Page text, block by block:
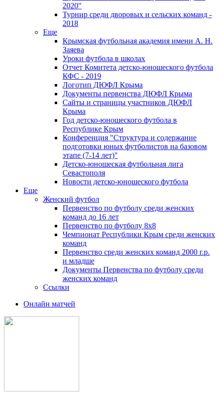
2020"
Турнир среди дворовых и сельских команд -
2018
Еще
Крымская футбольная академия имени А. Н.
Заяева
Уроки футбола в школах
Отчет Комитета детско-юношеского футбола
КФС - 2019
Логотип ДЮФЛ Крыма
Документы первенства ДЮФЛ Крыма
Сайты и страницы участников ДЮФЛ
Крыма
Год детско-юношеского футбола в
Республике Крым
Конференция "Структура и содержание
подготовки юных футболистов на базовом
этапе (7-14 лет)"
Детско-юношеская футбольная лига
Севастополя
Новости детско-юношеского футбола
Еще
Женский футбол
Первенство по футболу среди женских
команд до 16 лет
Первенство по футболу 8х8
Чемпионат Республики Крым среди женских
команд
Первенство среди женских команд 2000 г.р.
и младше
Документы Первенства по футболу среди
женских команд
Ссылки
Онлайн матчей